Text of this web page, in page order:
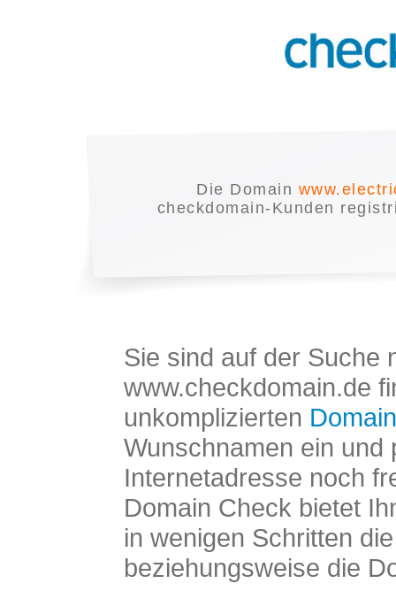
Die Domain
checkdomain-Kunden
Sie sind auf der Suche
www.checkdomain.de
unkomplizierten
Wunschnamen ein und
Internetadresse noch
Domain Check bietet
in wenigen Schritten
beziehungsweise die